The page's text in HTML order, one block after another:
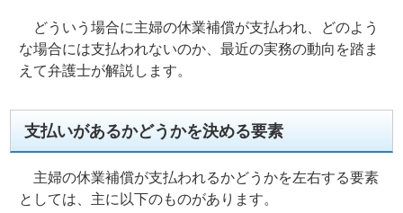
どういう場合に主婦の休業補償が支払われ、どのよう
な場合には支払われないのか、最近の実務の動向を踏ま
えて弁護士が解説します。
支払いがあるかどうかを決める要素
主婦の休業補償が支払われるかどうかを左右する要素
としては、主に以下のものがあります。